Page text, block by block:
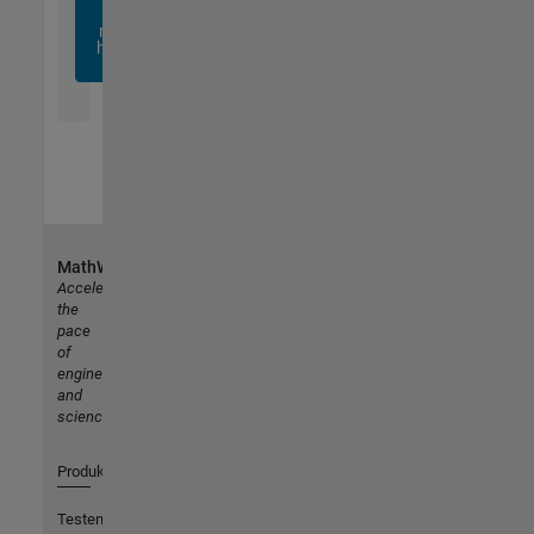
noch
heute
MathWorks
Accelerating
the
pace
of
engineering
and
science
Produkte
Testen oder Kaufen